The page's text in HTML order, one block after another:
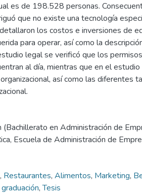
es de 198.528 personas.
que no existe una tecnología
los costos e inversiones de
para operar, así como la
legal se verificó que los
al día, mientras que en el estudio
así como las diferentes
(Bachillerato en Administración de
Escuela de Administración de
, Restaurantes, Alimentos, Marketing,
,Tesis